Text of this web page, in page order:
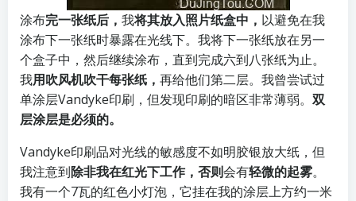
涂布完一张纸后， 我将其放入照片纸盒中， 以避免在我
涂布下一张纸时暴露在光线下。我将下一张纸放在另一
个盒子中，然后继续涂布，直到完成六到八张纸为止。
我用吹风机吹干每张纸， 再给他们第二层。我曾尝试过
单涂层Vandyke印刷，但发现印刷的暗区非常薄弱。 双
层涂层是必须的。
Vandyke印刷品对光线的敏感度不如明胶银放大纸，但
我注意到除非我在红光下工作，否则会有轻微的起雾。
我有一个7瓦的红色小灯泡，它挂在我的涂层上方约一米